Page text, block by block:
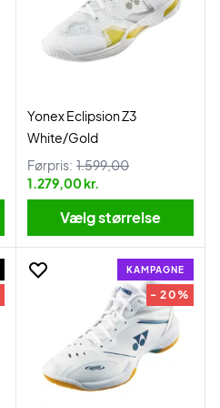
Yonex Eclipsion Z3
White/Gold
Førpris: 1.599,00
1.279,00 kr.
Vælg størrelse
KAMPAGNE
- 20%